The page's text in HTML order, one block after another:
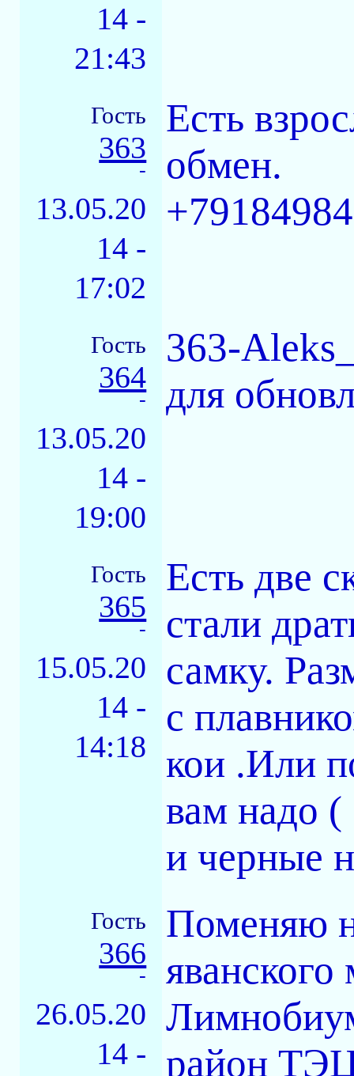
14 -
21:43
Гость
363
-
13.05.20
14 -
17:02
Есть
обмен.
Гость
364
-
13.05.20
14 -
19:00
363-
для
Гость
365
-
15.05.20
14 -
14:18
Есть две
стали
самку.
с
кои .Или
вам надо
и черные
Гость
366
-
26.05.20
14 -
Поменяю
район